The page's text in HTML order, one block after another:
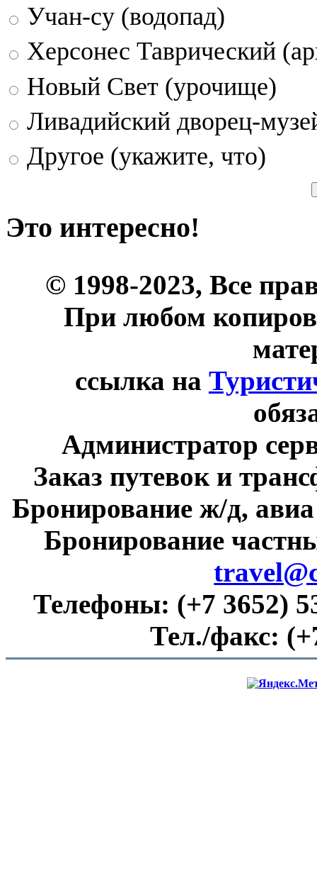
Учан-су (водопад)
Херсонес Таврический
Новый Свет (урочище)
Ливадийский дворец-
Другое (укажите, что)
Это интересно!
© 1998-2023, Все
При любом
ссылка на
Администратор
Заказ путевок и
Бронирование ж/д,
Бронирование
Телефоны: (+7 3652)
Тел./факс: